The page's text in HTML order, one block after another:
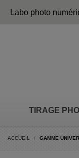
Labo photo
TIRAGE
ACCUEIL GAMME